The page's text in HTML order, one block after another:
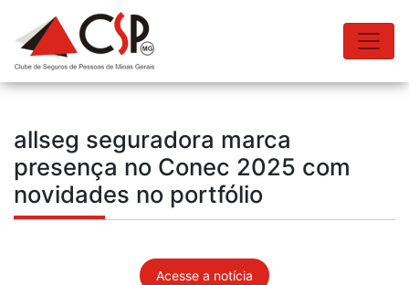
allseg seguradora marca
presença no Conec 2025 com
novidades no portfólio
Acesse a notícia